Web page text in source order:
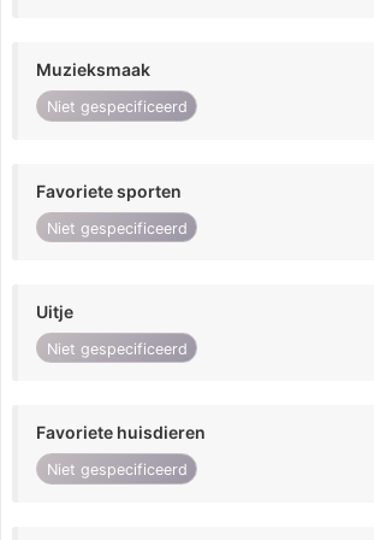
Muzieksmaak
Niet gespecificeerd
Favoriete sporten
Niet gespecificeerd
Uitje
Niet gespecificeerd
Favoriete huisdieren
Niet gespecificeerd